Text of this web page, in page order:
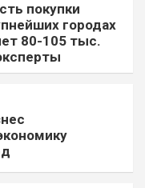
покупки
городах
80-105 тыс.